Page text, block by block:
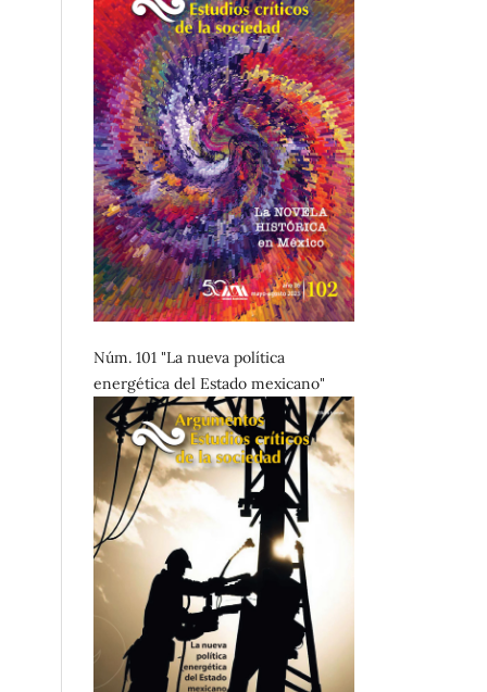
Núm. 101 "La nueva política
energética del Estado mexicano"